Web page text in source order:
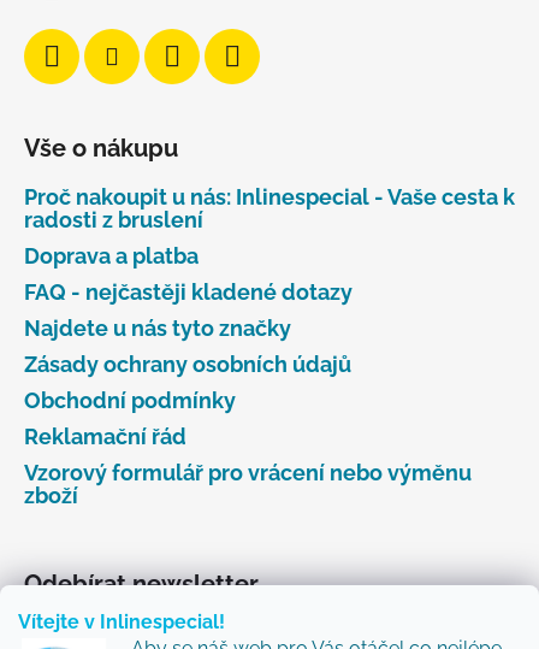
Vítejte v Inlinespecial!
Vše o nákupu
Proč nakoupit u nás: Inlinespecial - Vaše cesta k
radosti z bruslení
Doprava a platba
FAQ - nejčastěji kladené dotazy
Najdete u nás tyto značky
Zásady ochrany osobních údajů
Obchodní podmínky
Reklamační řád
Vzorový formulář pro vrácení nebo výměnu
zboží
Odebírat newsletter
Vložte svůj e-mail a my vám budeme zasílat informace